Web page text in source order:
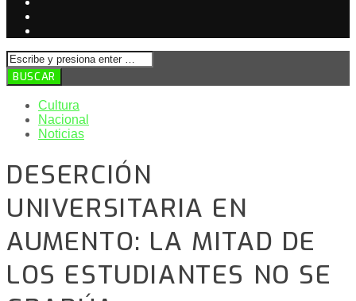
Cultura
Nacional
Noticias
DESERCIÓN
UNIVERSITARIA EN
AUMENTO: LA MITAD DE
LOS ESTUDIANTES NO SE